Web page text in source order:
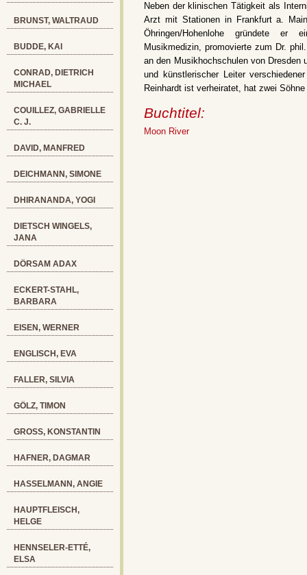
BRUNST, WALTRAUD
BUDDE, KAI
CONRAD, DIETRICH
MICHAEL
COUILLEZ, GABRIELLE
C. J.
DAVID, MANFRED
DEICHMANN, SIMONE
DHIRANANDA, YOGI
DIETSCH WINGELS,
JANA
DÖRSAM ADAX
ECKERT-STAHL,
BARBARA
EISEN, WERNER
ENGLISCH, EVA
FALLER, SILVIA
GÖLZ, TIMON
GROSS, KONSTANTIN
HAFNER, DAGMAR
HASSELMANN, ANGIE
HAUPTFLEISCH,
HELGE
HENNSELER-ETTÉ,
ELSA
Neben der klinischen Tätigkeit als
Arzt mit Stationen in Frankfurt a.
Öhringen/Hohenlohe gründete er
Musikmedizin, promovierte zum Dr.
an den Musikhochschulen von
und künstlerischer Leiter
Reinhardt ist verheiratet, hat zwei
Buchtitel:
Moon River